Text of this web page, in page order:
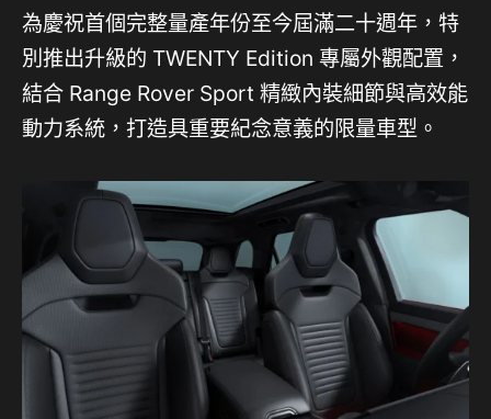
為慶祝首個完整量產年份至今屆滿二十週年，特
別推出升級的 TWENTY Edition 專屬外觀配置，
結合 Range Rover Sport 精緻內裝細節與高效能
動力系統，打造具重要紀念意義的限量車型。